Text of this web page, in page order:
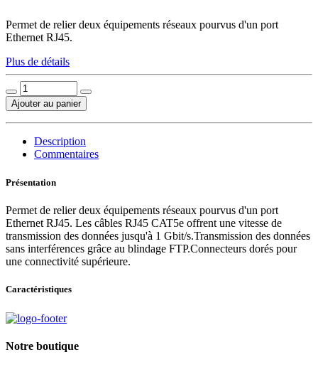
Permet de relier deux équipements réseaux pourvus d'un port
Ethernet RJ45.
Plus de détails
Ajouter au panier
Description
Commentaires
Présentation
Permet de relier deux équipements réseaux pourvus d'un port
Ethernet RJ45. Les câbles RJ45 CAT5e offrent une vitesse de
transmission des données jusqu'à 1 Gbit/s.Transmission des données
sans interférences grâce au blindage FTP.Connecteurs dorés pour
une connectivité supérieure.
Caractéristiques
Notre boutique